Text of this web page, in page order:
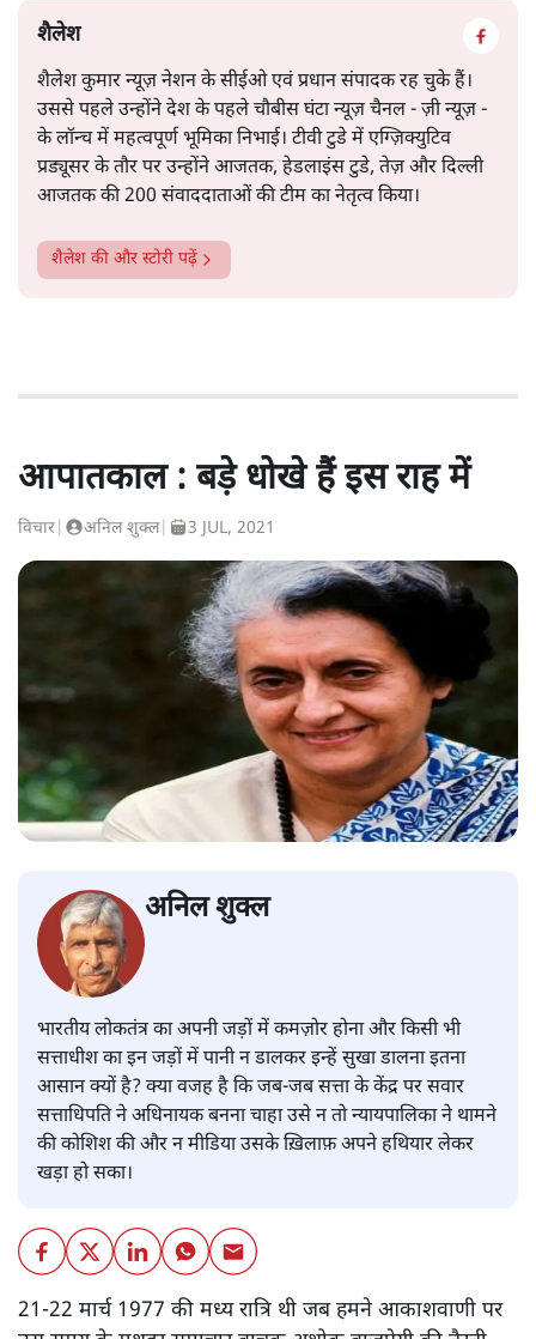
शैलेश
शैलेश कुमार न्यूज़ नेशन के सीईओ एवं प्रधान संपादक रह चुके हैं।
उससे पहले उन्होंने देश के पहले चौबीस घंटा न्यूज़ चैनल - ज़ी न्यूज़ -
के लॉन्च में महत्वपूर्ण भूमिका निभाई। टीवी टुडे में एग्ज़िक्युटिव
प्रड्यूसर के तौर पर उन्होंने आजतक, हेडलाइंस टुडे, तेज़ और दिल्ली
आजतक की 200 संवाददाताओं की टीम का नेतृत्व किया।
शैलेश की और स्टोरी पढ़ें
आपातकाल : बड़े धोखे हैं इस राह में
विचार अनिल शुक्ल| 3 JUL, 2021
अनिल शुक्ल
​भारतीय लोकतंत्र का अपनी जड़ों में कमज़ोर होना और किसी भी
सत्ताधीश का इन जड़ों में पानी न डालकर इन्हें सुखा डालना इतना
आसान क्यों है? क्या वजह है कि जब-जब सत्ता के केंद्र पर सवार
सत्ताधिपति ने अधिनायक बनना चाहा उसे न तो न्यायपालिका ने थामने
की कोशिश की और न मीडिया उसके ख़िलाफ़ अपने हथियार लेकर
खड़ा हो सका।
21-22 मार्च 1977 की मध्य रात्रि थी जब हमने आकाशवाणी पर